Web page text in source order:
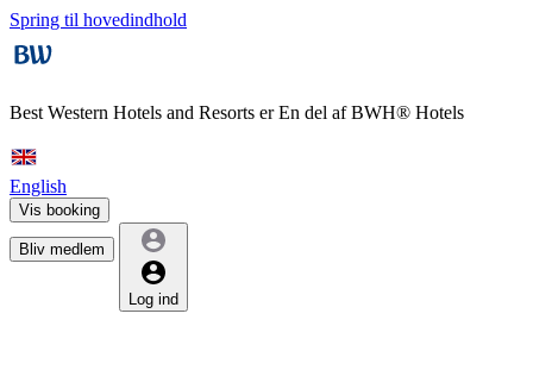
Spring til hovedindhold
Best Western Hotels and Resorts erEn del af BWH® Hotels
English
Vis booking
Bliv medlem
Log ind